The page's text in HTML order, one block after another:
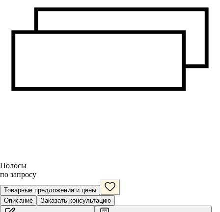
Полосы
по запросу
Товарные предложения и цены
Описание
Заказать консультацию